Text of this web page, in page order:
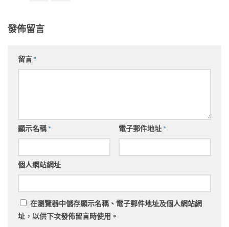
發佈留言
留言*
顯示名稱* 電子郵件地址*
個人網站網址
在瀏覽器中儲存顯示名稱、電子郵件地址及個人網站網
址，以供下次發佈留言時使用。